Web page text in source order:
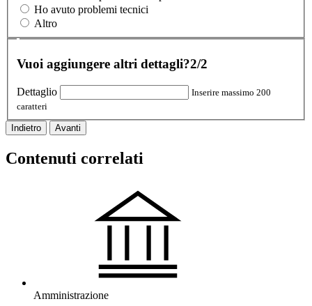
Ho avuto problemi tecnici
Altro
Vuoi aggiungere altri dettagli?2/2
Dettaglio
Inserire massimo 200
caratteri
Indietro Avanti
Contenuti correlati
Amministrazione